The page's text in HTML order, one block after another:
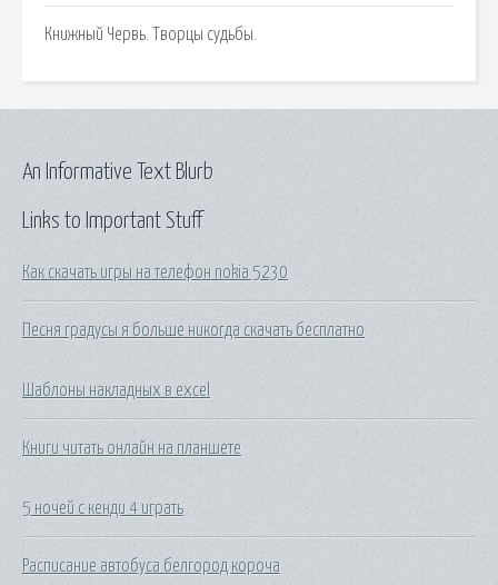
Книжный Червь. Творцы судьбы.
Links to Important Stuff
Как скачать игры на телефон nokia 5230
Песня градусы я больше никогда скачать бесплатно
Шаблоны накладных в excel
Книги читать онлайн на планшете
5 ночей с кенди 4 играть
Расписание автобуса белгород короча
An Informative Text Blurb